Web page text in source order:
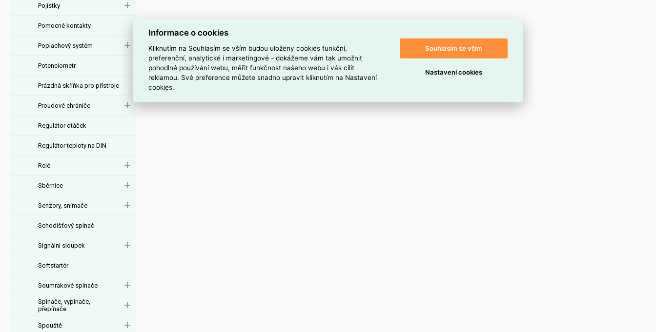
Pojistky
Pomocné kontakty
Poplachový systém
Potenciometr
Prázdná skříňka pro přístroje
Proudové chrániče
Regulátor otáček
Regulátor teploty na DIN
Relé
Sběrnice
Senzory, snímače
Schodišťový spínač
Signální sloupek
Softstartér
Soumrakové spínače
Spínače, vypínače,
přepínače
Spouště
Informace o cookies
Kliknutím na Souhlasím se vším budou uloženy cookies funkční,
preferenční, analytické i marketingové - dokážeme vám tak umožnit
pohodlné používání webu, měřit funkčnost našeho webu i vás cílit
reklamou. Své preference můžete snadno upravit kliknutím na Nastavení
cookies.
Souhlasím se vším
Nastavení cookies